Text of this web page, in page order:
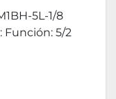
5L-1/8
Función: 5/2